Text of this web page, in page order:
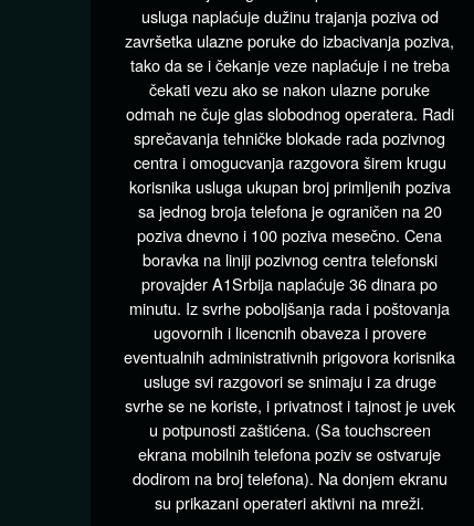
usluga naplaćuje dužinu trajanja poziva od
završetka ulazne poruke do izbacivanja poziva,
tako da se i čekanje veze naplaćuje i ne treba
čekati vezu ako se nakon ulazne poruke
odmah ne čuje glas slobodnog operatera. Radi
sprečavanja tehničke blokade rada pozivnog
centra i omogucvanja razgovora širem krugu
korisnika usluga ukupan broj primljenih poziva
sa jednog broja telefona je ograničen na 20
poziva dnevno i 100 poziva mesečno. Cena
boravka na liniji pozivnog centra telefonski
provajder A1Srbija naplaćuje 36 dinara po
minutu. Iz svrhe poboljšanja rada i poštovanja
ugovornih i licencnih obaveza i provere
eventualnih administrativnih prigovora korisnika
usluge svi razgovori se snimaju i za druge
svrhe se ne koriste, i privatnost i tajnost je uvek
u potpunosti zaštićena. (Sa touchscreen
ekrana mobilnih telefona poziv se ostvaruje
dodirom na broj telefona). Na donjem ekranu
su prikazani operateri aktivni na mreži.